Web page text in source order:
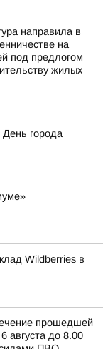
направила в
на
под предлогом
жилых
города
Wildberries в
прошедшей
августа до 8.00